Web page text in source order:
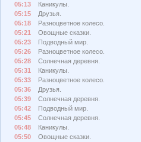
05:13
Каникулы.
05:15
Друзья.
05:18
Разноцветное колесо.
05:21
Овощные сказки.
05:23
Подводный мир.
05:26
Разноцветное колесо.
05:28
Солнечная деревня.
05:31
Каникулы.
05:33
Разноцветное колесо.
05:36
Друзья.
05:39
Солнечная деревня.
05:42
Подводный мир.
05:45
Солнечная деревня.
05:48
Каникулы.
05:50
Овощные сказки.